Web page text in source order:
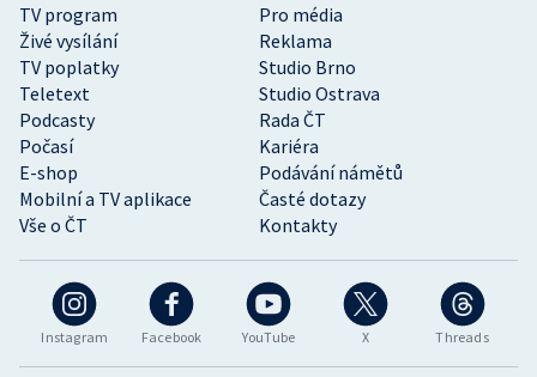
Instagram Facebook YouTube X Threads
TV program
Pro média
Živé vysílání
Reklama
TV poplatky
Studio Brno
Teletext
Studio Ostrava
Podcasty
Rada ČT
Počasí
Kariéra
E-shop
Podávání námětů
Mobilní a TV aplikace
Časté dotazy
Vše o ČT
Kontakty